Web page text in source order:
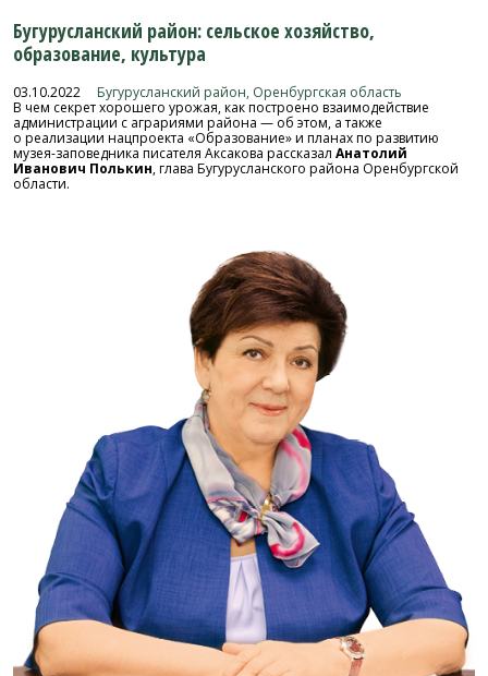
Бугурусланский район: сельское хозяйство,
образование, культура
03.10.2022 Бугурусланский район, Оренбургская область
В чем секрет хорошего урожая, как построено взаимодействие
администрации с аграриями района — об этом, а также
о реализации нацпроекта «Образование» и планах по развитию
музея-заповедника писателя Аксакова рассказал Анатолий
Иванович Полькин, глава Бугурусланского района Оренбургской
области.